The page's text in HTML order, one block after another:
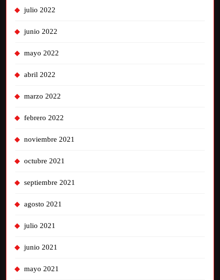
julio 2022
junio 2022
mayo 2022
abril 2022
marzo 2022
febrero 2022
noviembre 2021
octubre 2021
septiembre 2021
agosto 2021
julio 2021
junio 2021
mayo 2021